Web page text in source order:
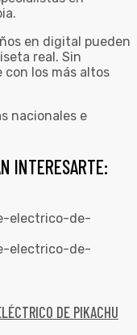
en digital pueden
real. Sin
con los más altos
nacionales e
INTERESARTE:
DE PIKACHU